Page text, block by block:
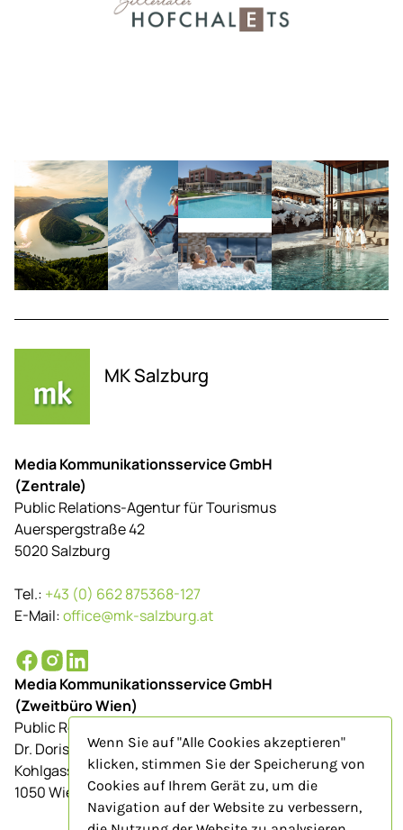
MK Salzburg
Media Kommunikationsservice GmbH
(Zentrale)
Public Relations-Agentur für Tourismus
Auerspergstraße 42
5020 Salzburg
Tel.: +43 (0) 662 875368-127
E-Mail:office@mk-salzburg.at
Media Kommunikationsservice GmbH
(Zweitbüro Wien)
Public Relations-Agentur für Tourismus
Dr. Doris Schenkenfelder
Kohlgasse 9/Top 23
1050 Wien
Wenn Sie auf "Alle Cookies akzeptieren"
klicken, stimmen Sie der Speicherung von
Cookies auf Ihrem Gerät zu, um die
Navigation auf der Website zu verbessern,